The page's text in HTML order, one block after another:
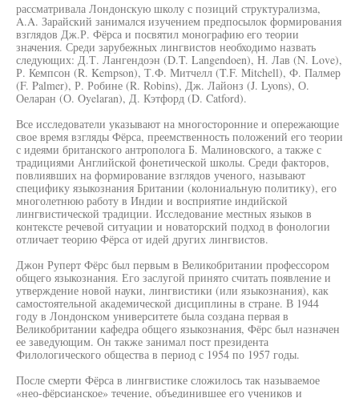
рассматривала Лондонскую школу с позиций структурализма,
A.A. Зарайский занимался изучением предпосылок формирования
взглядов Дж.Р. Фёрса и посвятил монографию его теории
значения. Среди зарубежных лингвистов необходимо назвать
следующих: Д.Т. Лангендоэн (D.T. Langendoen), Н. Лав (N. Love),
Р. Кемпсон (R. Kempson), Т.Ф. Митчелл (T.F. Mitchell), Ф. Палмер
(F. Palmer), Р. Робине (R. Robins), Дж. Лайонз (J. Lyons), О.
Оеларан (О. Oyelaran), Д. Кэтфорд (D. Catford).
Все исследователи указывают на многосторонние и опережающие
свое время взгляды Фёрса, преемственность положений его теории
с идеями британского антрополога Б. Малиновского, а также с
традициями Английской фонетической школы. Среди факторов,
повлиявших на формирование взглядов ученого, называют
специфику языкознания Британии (колониальную политику), его
многолетнюю работу в Индии и восприятие индийской
лингвистической традиции. Исследование местных языков в
контексте речевой ситуации и новаторский подход в фонологии
отличает теорию Фёрса от идей других лингвистов.
Джон Руперт Фёрс был первым в Великобритании профессором
общего языкознания. Его заслугой принято считать появление и
утверждение новой науки, лингвистики (или языкознания), как
самостоятельной академической дисциплины в стране. В 1944
году в Лондонском университете была создана первая в
Великобритании кафедра общего языкознания, Фёрс был назначен
ее заведующим. Он также занимал пост президента
Филологического общества в период с 1954 по 1957 годы.
После смерти Фёрса в лингвистике сложилось так называемое
«нео-фёрсианское» течение, объединившее его учеников и